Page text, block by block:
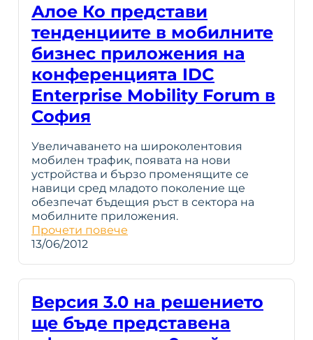
Алое Ко представи
тенденциите в мобилните
бизнес приложения на
конференцията IDC
Enterprise Mobility Forum в
София
Увеличаването на широколентовия
мобилен трафик, появата на нови
устройства и бързо променящите се
навици сред младото поколение ще
обезпечат бъдещия ръст в сектора на
мобилните приложения.
Прочети повече
13/06/2012
Версия 3.0 на решението
ще бъде представена